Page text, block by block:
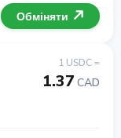
Обміняти
1 USDC =
1.37 CAD